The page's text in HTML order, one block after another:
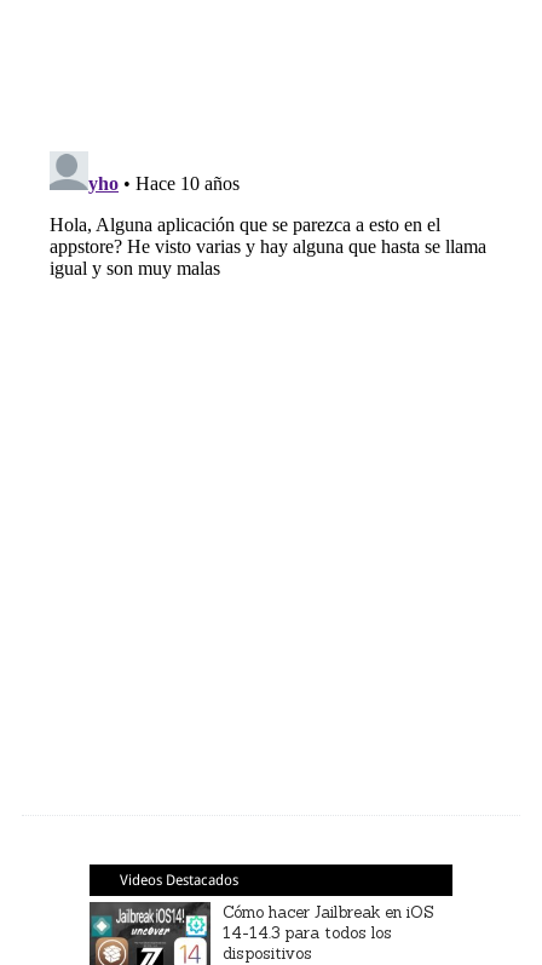
Videos Destacados
Cómo hacer Jailbreak en iOS
14-14.3 para todos los
dispositivos